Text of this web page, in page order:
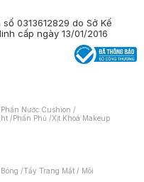
0313612829 do Sở Kế
cấp ngày 13/01/2016
Phấn Nước Cushion /
/Phấn Phủ /Xịt Khoá Makeup
/Tẩy Trang Mắt / Môi